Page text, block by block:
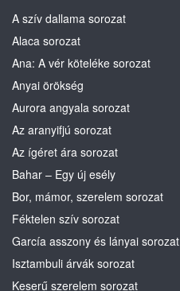
A szív dallama sorozat
Alaca sorozat
Ana: A vér köteléke sorozat
Anyai örökség
Aurora angyala sorozat
Az aranyifjú sorozat
Az ígéret ára sorozat
Bahar – Egy új esély
Bor, mámor, szerelem sorozat
Féktelen szív sorozat
García asszony és lányai sorozat
Isztambuli árvák sorozat
Keserű szerelem sorozat